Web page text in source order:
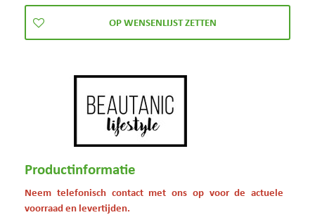
Productinformatie
Neem telefonisch contact met ons op voor de actuele
voorraad en levertijden.